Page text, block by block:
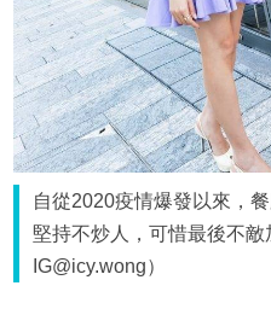
自從2020疫情爆發以來，
堅持不炒人，可惜最後不敵
IG@icy.wong）